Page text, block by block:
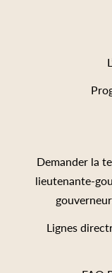
Demander la
lieutenante-
Lignes